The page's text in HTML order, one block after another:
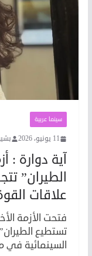
سينما عربية
11 يونيو، 2026
آية دوارة :
الطيران”
علاقات
فتحت الأزمة
تستطيع
السينمائية في